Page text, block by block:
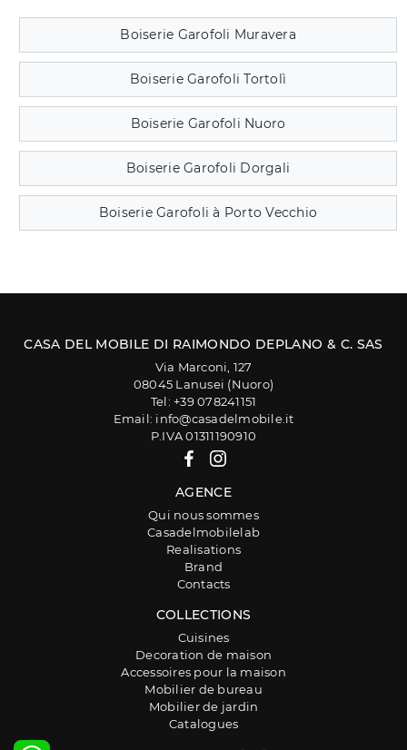
Boiserie Garofoli Muravera
Boiserie Garofoli Tortolì
Boiserie Garofoli Nuoro
Boiserie Garofoli Dorgali
Boiserie Garofoli à Porto Vecchio
CASA DEL MOBILE DI RAIMONDO DEPLANO & C. SAS
Via Marconi, 127
08045 Lanusei (Nuoro)
Tel: +39 078241151
Email: info@casadelmobile.it
P.IVA 01311190910
AGENCE
Qui nous sommes
Casadelmobilelab
Realisations
Brand
Contacts
COLLECTIONS
Cuisines
Decoration de maison
Accessoires pour la maison
Mobilier de bureau
Mobilier de jardin
Catalogues